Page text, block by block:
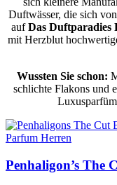
Duftwässer, die sich
aufDas Duftparadies
mit Herzblut
Wussten Sie schon:
schlichte Flakons und
Parfum Herren
Penhaligon’s The